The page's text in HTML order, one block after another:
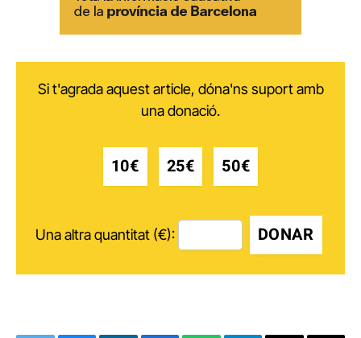
Si t'agrada aquest article, dóna'ns suport amb
una donació.
10€ 25€ 50€
Una altra quantitat (€): DONAR